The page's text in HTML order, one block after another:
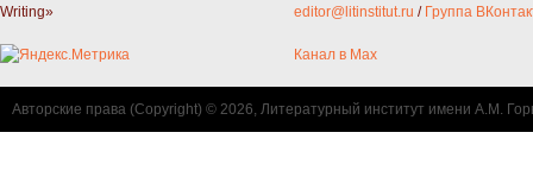
Writing»
editor@litinstitut.ru / Группа
Канал в Max
Авторские права (Copyright) © 2026, Литературный институт имени А.М.